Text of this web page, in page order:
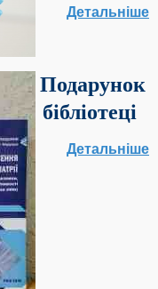
Детальніше
Подарунок
бібліотеці
Детальніше